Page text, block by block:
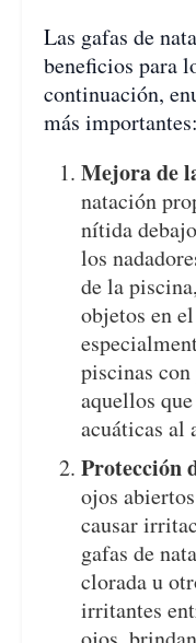
Las gafas de
beneficios para
continuación,
más importantes:
Mejora de
natación
nítida
los
de la
objetos en
piscinas
aquellos
acuáticas al
Protección
ojos
causar
gafas de
clorada u
irritantes